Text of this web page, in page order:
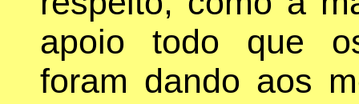
apoio todo que
foram dando aos